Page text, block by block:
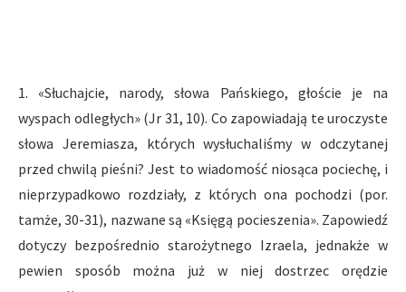
1. «Słuchajcie, narody, słowa Pańskiego, głoście je na
wyspach odległych» (Jr 31, 10). Co zapowiadają te uroczyste
słowa Jeremiasza, których wysłuchaliśmy w odczytanej
przed chwilą pieśni? Jest to wiadomość niosąca pociechę, i
nieprzypadkowo rozdziały, z których ona pochodzi (por.
tamże, 30-31), nazwane są «Księgą pocieszenia». Zapowiedź
dotyczy bezpośrednio starożytnego Izraela, jednakże w
pewien sposób można już w niej dostrzec orędzie